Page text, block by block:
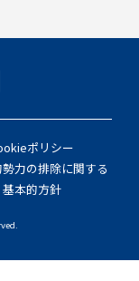
ポリシー
力の排除に関する
基本的方針